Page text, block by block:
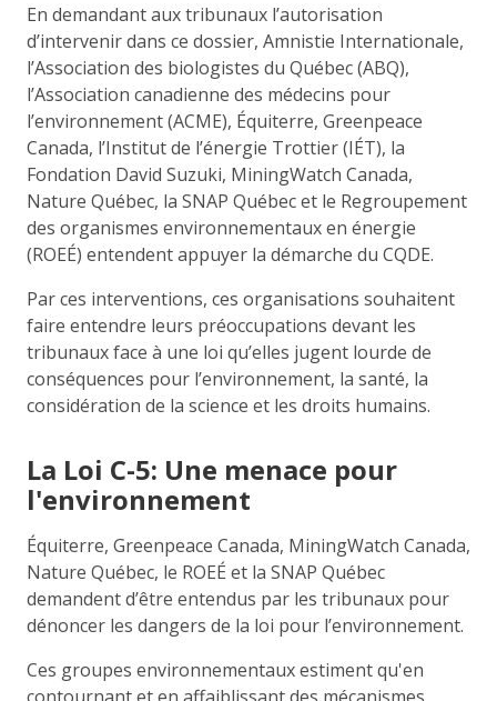
En demandant aux tribunaux l’autorisation
d’intervenir dans ce dossier, Amnistie Internationale,
l’Association des biologistes du Québec (ABQ),
l’Association canadienne des médecins pour
l’environnement (ACME), Équiterre, Greenpeace
Canada, l’Institut de l’énergie Trottier (IÉT), la
Fondation David Suzuki, MiningWatch Canada,
Nature Québec, la SNAP Québec et le Regroupement
des organismes environnementaux en énergie
(ROEÉ) entendent appuyer la démarche du CQDE.
Par ces interventions, ces organisations souhaitent
faire entendre leurs préoccupations devant les
tribunaux face à une loi qu’elles jugent lourde de
conséquences pour l’environnement, la santé, la
considération de la science et les droits humains.
La Loi C-5: Une menace pour
l'environnement
Équiterre, Greenpeace Canada, MiningWatch Canada,
Nature Québec, le ROEÉ et la SNAP Québec
demandent d’être entendus par les tribunaux pour
dénoncer les dangers de la loi pour l’environnement.
Ces groupes environnementaux estiment qu'en
contournant et en affaiblissant des mécanismes